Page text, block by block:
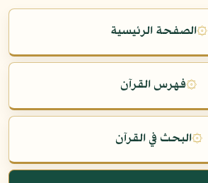
۞الصفحة الرئيسية
۞فهرس القرآن
۞البحث في القرآن